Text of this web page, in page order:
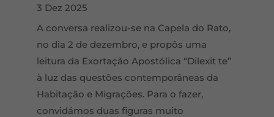
3 Dez 2025
A conversa realizou-se na Capela do Rato,
no dia 2 de dezembro, e propôs uma
leitura da Exortação Apostólica “Dilexit te”
à luz das questões contemporâneas da
Habitação e Migrações. Para o fazer,
convidámos duas figuras muito